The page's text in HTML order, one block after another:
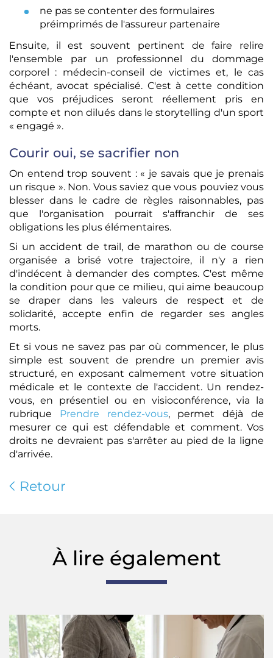
ne pas se contenter des formulaires
préimprimés de l'assureur partenaire
Ensuite, il est souvent pertinent de faire relire
l'ensemble par un professionnel du dommage
corporel : médecin-conseil de victimes et, le cas
échéant, avocat spécialisé. C'est à cette condition
que vos préjudices seront réellement pris en
compte et non dilués dans le storytelling d'un sport
« engagé ».
Courir oui, se sacrifier non
On entend trop souvent : « je savais que je prenais
un risque ». Non. Vous saviez que vous pouviez vous
blesser dans le cadre de règles raisonnables, pas
que l'organisation pourrait s'affranchir de ses
obligations les plus élémentaires.
Si un accident de trail, de marathon ou de course
organisée a brisé votre trajectoire, il n'y a rien
d'indécent à demander des comptes. C'est même
la condition pour que ce milieu, qui aime beaucoup
se draper dans les valeurs de respect et de
solidarité, accepte enfin de regarder ses angles
morts.
Et si vous ne savez pas par où commencer, le plus
simple est souvent de prendre un premier avis
structuré, en exposant calmement votre situation
médicale et le contexte de l'accident. Un rendez-
vous, en présentiel ou en visioconférence, via la
rubrique Prendre rendez-vous, permet déjà de
mesurer ce qui est défendable et comment. Vos
droits ne devraient pas s'arrêter au pied de la ligne
d'arrivée.
Retour
À lire également